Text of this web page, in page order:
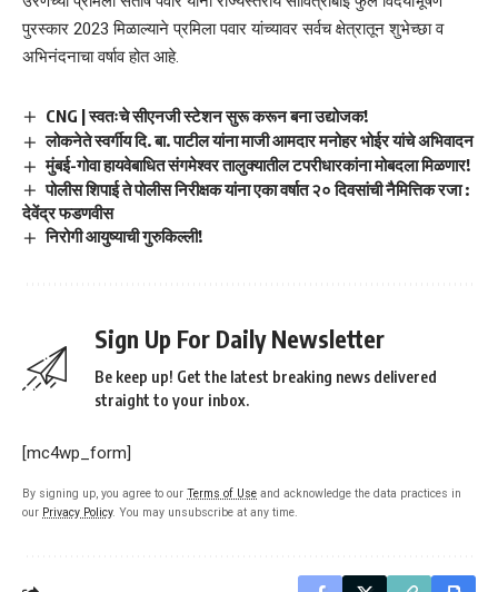
पुरस्कार 2023 मिळाल्याने प्रमिला पवार यांच्यावर सर्वच क्षेत्रातून शुभेच्छा व
अभिनंदनाचा वर्षाव होत आहे.
CNG | स्वतःचे सीएनजी स्टेशन सुरू करून बना उद्योजक!
लोकनेते स्वर्गीय दि. बा. पाटील यांना माजी आमदार मनोहर भोईर यांचे अभिवादन
मुंबई-गोवा हायवेबाधित संगमेश्वर तालुक्यातील टपरीधारकांना मोबदला मिळणार!
पोलीस शिपाई ते पोलीस निरीक्षक यांना एका वर्षात २० दिवसांची नैमित्तिक रजा :
देवेंद्र फडणवीस
निरोगी आयुष्याची गुरुकिल्ली!
Sign Up For Daily Newsletter
Be keep up! Get the latest breaking news delivered
straight to your inbox.
[mc4wp_form]
By signing up, you agree to our Terms of Use and acknowledge the data practices in
our Privacy Policy. You may unsubscribe at any time.